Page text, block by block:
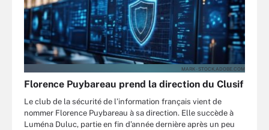
MARK - STOCK.ADOBE.COM
Florence Puybareau prend la direction du Clusif
Le club de la sécurité de l’information français vient de
nommer Florence Puybareau à sa direction. Elle succède à
Luména Duluc, partie en fin d’année dernière après un peu